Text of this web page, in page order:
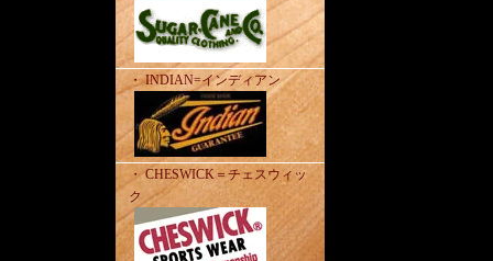
・ INDIAN=インディアン
・ CHESWICK＝チェスウィッ
ク